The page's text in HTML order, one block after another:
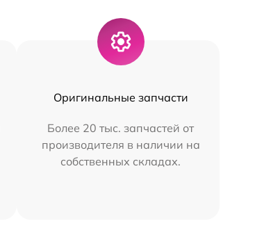
Оригинальные запчасти
Более 20 тыс. запчастей от
производителя в наличии на
собственных складах.